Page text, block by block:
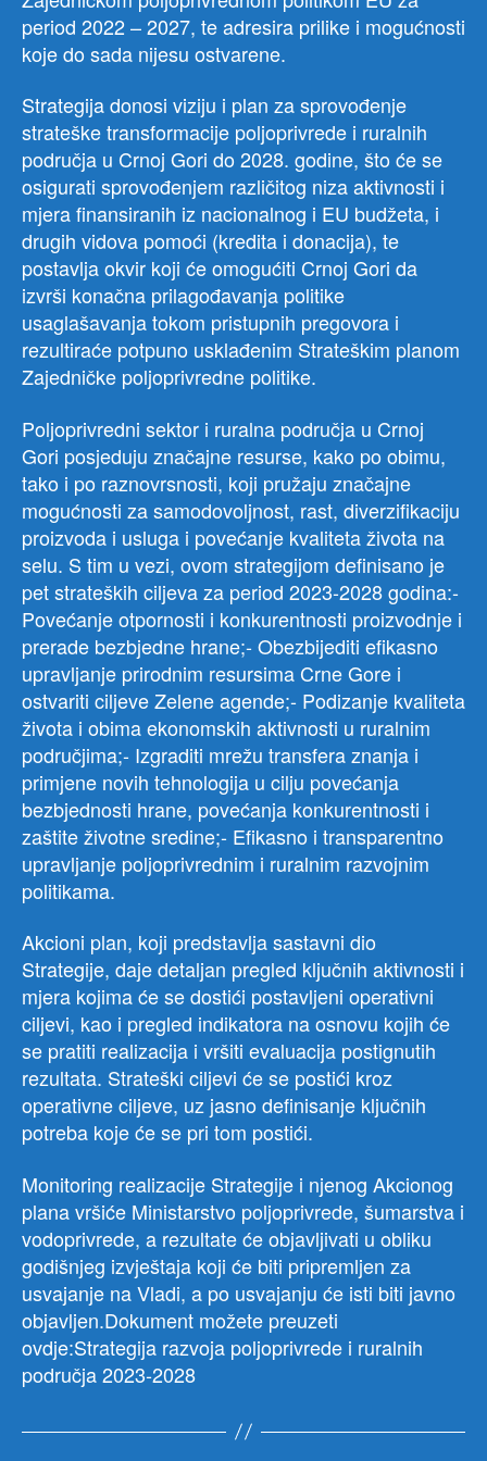
period 2022 – 2027, te adresira prilike i mogućnosti
koje do sada nijesu ostvarene.
Strategija donosi viziju i plan za sprovođenje
strateške transformacije poljoprivrede i ruralnih
područja u Crnoj Gori do 2028. godine, što će se
osigurati sprovođenjem različitog niza aktivnosti i
mjera finansiranih iz nacionalnog i EU budžeta, i
drugih vidova pomoći (kredita i donacija), te
postavlja okvir koji će omogućiti Crnoj Gori da
izvrši konačna prilagođavanja politike
usaglašavanja tokom pristupnih pregovora i
rezultiraće potpuno usklađenim Strateškim planom
Zajedničke poljoprivredne politike.
Poljoprivredni sektor i ruralna područja u Crnoj
Gori posjeduju značajne resurse, kako po obimu,
tako i po raznovrsnosti, koji pružaju značajne
mogućnosti za samodovoljnost, rast, diverzifikaciju
proizvoda i usluga i povećanje kvaliteta života na
selu. S tim u vezi, ovom strategijom definisano je
pet strateških ciljeva za period 2023-2028 godina:-
Povećanje otpornosti i konkurentnosti proizvodnje i
prerade bezbjedne hrane;- Obezbijediti efikasno
upravljanje prirodnim resursima Crne Gore i
ostvariti ciljeve Zelene agende;- Podizanje kvaliteta
života i obima ekonomskih aktivnosti u ruralnim
područjima;- Izgraditi mrežu transfera znanja i
primjene novih tehnologija u cilju povećanja
bezbjednosti hrane, povećanja konkurentnosti i
zaštite životne sredine;- Efikasno i transparentno
upravljanje poljoprivrednim i ruralnim razvojnim
politikama.
Akcioni plan, koji predstavlja sastavni dio
Strategije, daje detaljan pregled ključnih aktivnosti i
mjera kojima će se dostići postavljeni operativni
ciljevi, kao i pregled indikatora na osnovu kojih će
se pratiti realizacija i vršiti evaluacija postignutih
rezultata. Strateški ciljevi će se postići kroz
operativne ciljeve, uz jasno definisanje ključnih
potreba koje će se pri tom postići.
Monitoring realizacije Strategije i njenog Akcionog
plana vršiće Ministarstvo poljoprivrede, šumarstva i
vodoprivrede, a rezultate će objavljivati u obliku
godišnjeg izvještaja koji će biti pripremljen za
usvajanje na Vladi, a po usvajanju će isti biti javno
objavljen.Dokument možete preuzeti
ovdje:Strategija razvoja poljoprivrede i ruralnih
područja 2023-2028